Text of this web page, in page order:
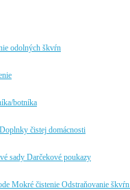
odolných škvŕn
botníka
Doplnky čistej domácnosti
sady Darčekové poukazy
Mokré čistenie Odstraňovanie škvŕn